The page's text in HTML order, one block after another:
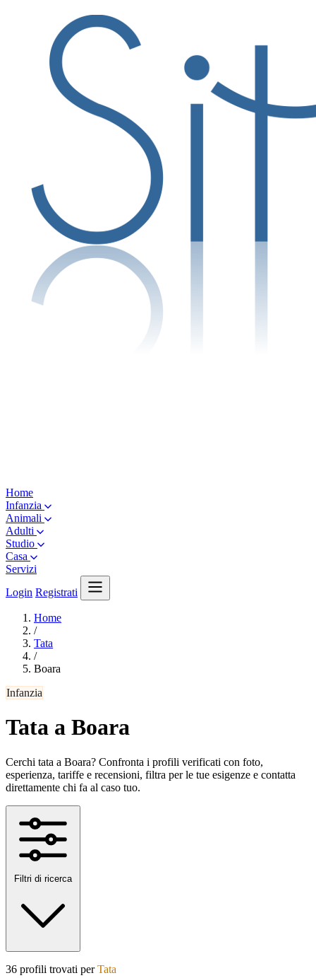
Home
Infanzia
Animali
Adulti
Studio
Casa
Servizi
Login Registrati
Home
/
Tata
/
Boara
Infanzia
Tata a Boara
Cerchi tata a Boara? Confronta i profili verificati con foto,
esperienza, tariffe e recensioni, filtra per le tue esigenze e contatta
direttamente chi fa al caso tuo.
Filtri di ricerca
36 profili trovati perTata